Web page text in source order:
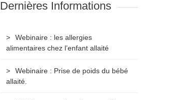
Dernières Informations
Webinaire : les allergies
alimentaires chez l’enfant allaité
Webinaire : Prise de poids du bébé
allaité.